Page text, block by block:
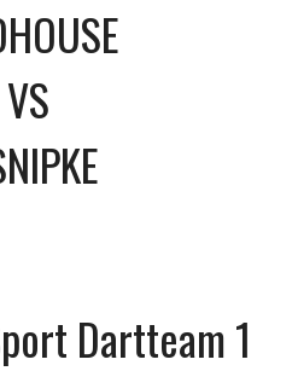
VS
Dartteam 1